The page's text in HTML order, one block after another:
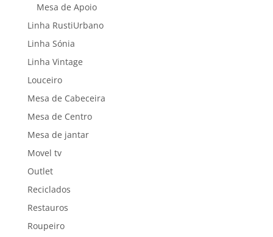
Mesa de Apoio
Linha RustiUrbano
Linha Sónia
Linha Vintage
Louceiro
Mesa de Cabeceira
Mesa de Centro
Mesa de jantar
Movel tv
Outlet
Reciclados
Restauros
Roupeiro